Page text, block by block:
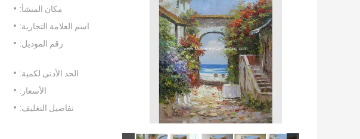
مكان المنشأ:
اسم العلامة التجارية:
رقم الموديل:
الحد الأدنى لكمية:
الأسعار:
تفاصيل التغليف: